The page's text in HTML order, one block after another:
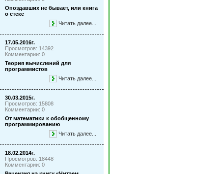
Опоздавших не бывает, или книга
о стеке
Читать далее...
17.05.2016г.
Просмотров: 14392
Комментарии: 0
Теория вычислений для
программистов
Читать далее...
30.03.2015г.
Просмотров: 15808
Комментарии: 0
От математики к обобщенному
программированию
Читать далее...
18.02.2014г.
Просмотров: 18448
Комментарии: 0